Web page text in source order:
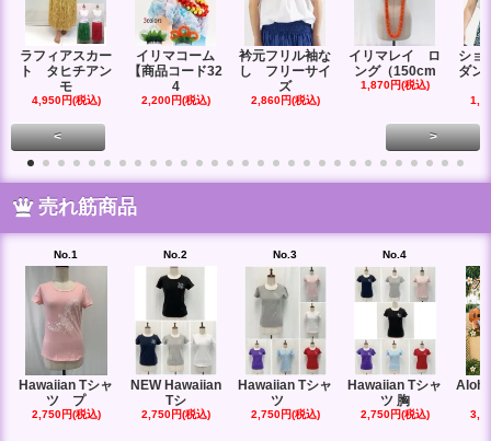
ラフィアスカー
ト タヒチアン
モ
4,950円(税込)
イリマコーム
【商品コード32
4
2,200円(税込)
衿元フリル袖な
し フリーサイ
ズ
2,860円(税込)
イリマレイ ロ
ング（150cm
1,870円(税込)
ショ
ダン
< >
売れ筋商品
No.1
Hawaiian Tシャ
ツ プ
2,750円(税込)
No.2
NEW Hawaiian
Tシ
2,750円(税込)
No.3
Hawaiian Tシャ
ツ
2,750円(税込)
No.4
Hawaiian Tシャ
ツ 胸
2,750円(税込)